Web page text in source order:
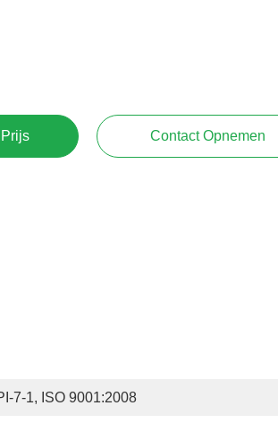
Contact Opnemen
7-1, ISO 9001:2008